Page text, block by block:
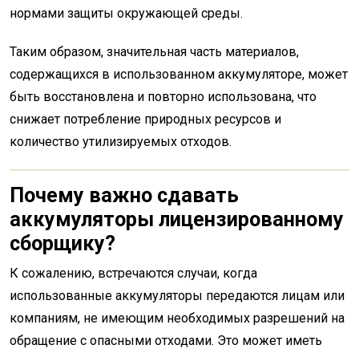
нормами защиты окружающей среды.
Таким образом, значительная часть материалов,
содержащихся в использованном аккумуляторе, может
быть восстановлена и повторно использована, что
снижает потребление природных ресурсов и
количество утилизируемых отходов.
Почему важно сдавать
аккумуляторы лицензированному
сборщику?
К сожалению, встречаются случаи, когда
использованные аккумуляторы передаются лицам или
компаниям, не имеющим необходимых разрешений на
обращение с опасными отходами. Это может иметь